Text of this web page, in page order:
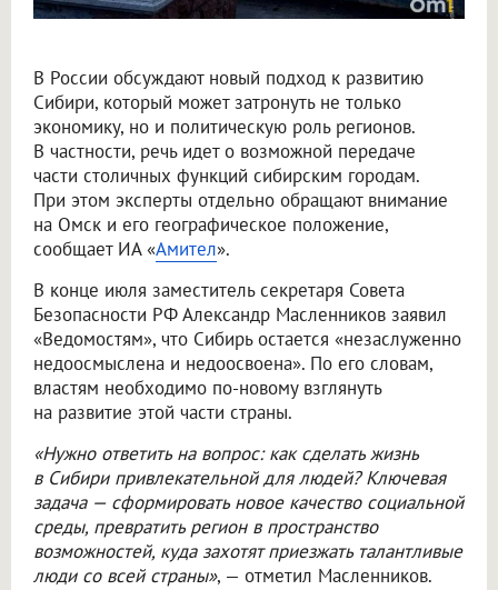
В России обсуждают новый подход к развитию
Сибири, который может затронуть не только
экономику, но и политическую роль регионов.
В частности, речь идет о возможной передаче
части столичных функций сибирским городам.
При этом эксперты отдельно обращают внимание
на Омск и его географическое положение,
сообщает ИА «Амител».
В конце июля заместитель секретаря Совета
Безопасности РФ Александр Масленников заявил
«Ведомостям», что Сибирь остается «незаслуженно
недоосмыслена и недоосвоена». По его словам,
властям необходимо по-новому взглянуть
на развитие этой части страны.
«Нужно ответить на вопрос: как сделать жизнь
в Сибири привлекательной для людей? Ключевая
задача — сформировать новое качество социальной
среды, превратить регион в пространство
возможностей, куда захотят приезжать талантливые
люди со всей страны», — отметил Масленников.